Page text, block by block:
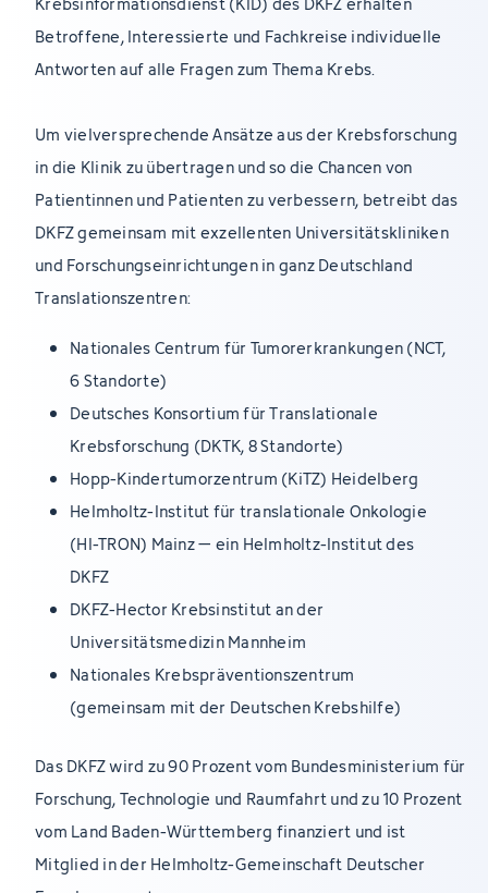
Betroffene, Interessierte und Fachkreise individuelle
Antworten auf alle Fragen zum Thema Krebs.
Um vielversprechende Ansätze aus der Krebsforschung
in die Klinik zu übertragen und so die Chancen von
Patientinnen und Patienten zu verbessern, betreibt das
DKFZ gemeinsam mit exzellenten Universitätskliniken
und Forschungseinrichtungen in ganz Deutschland
Translationszentren:
Nationales Centrum für Tumorerkrankungen (NCT,
6 Standorte)
Deutsches Konsortium für Translationale
Krebsforschung (DKTK, 8 Standorte)
Hopp-Kindertumorzentrum (KiTZ) Heidelberg
Helmholtz-Institut für translationale Onkologie
(HI-TRON) Mainz – ein Helmholtz-Institut des
DKFZ
DKFZ-Hector Krebsinstitut an der
Universitätsmedizin Mannheim
Nationales Krebspräventionszentrum
(gemeinsam mit der Deutschen Krebshilfe)
Das DKFZ wird zu 90 Prozent vom Bundesministerium für
Forschung, Technologie und Raumfahrt und zu 10 Prozent
vom Land Baden-Württemberg finanziert und ist
Mitglied in der Helmholtz-Gemeinschaft Deutscher